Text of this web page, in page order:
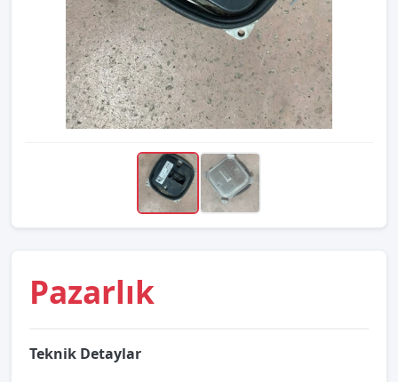
Pazarlık
Teknik Detaylar